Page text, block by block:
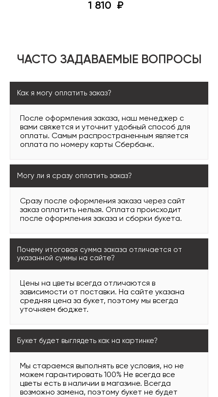
1 810
ЧАСТО ЗАДАВАЕМЫЕ ВОПРОСЫ
Как я могу оплатить заказ?
После оформления заказа, наш менеджер с
вами свяжется и уточнит удобный способ для
оплаты. Самым распространенным является
оплата по номеру карты Сбербанк.
Могу ли я сразу оплатить заказ?
Сразу после оформления заказа через сайт
заказ оплатить нельзя. Оплата происходит
после оформления заказа и сборки букета.
Почему итоговая сумма заказа отличается от
указанной суммы на сайте?
Цены на цветы всегда отличаются в
зависимости от поставки. На сайте указана
средняя цена за букет, поэтому мы всегда
уточняем бюджет.
Букет будет выглядеть как на картинке?
Мы стараемся выполнять все условия, но не
можем гарантировать 100% Не всегда все
цветы есть в наличии в магазине. Всегда
возможно замена, поэтому букет не будет